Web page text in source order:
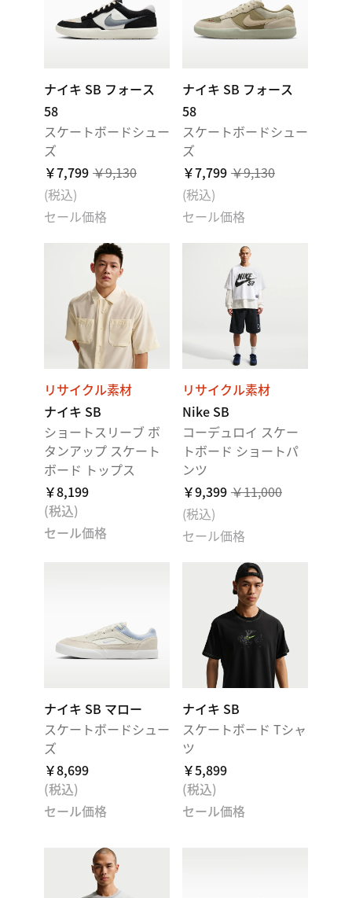
ナイキ SB フォース
58
スケートボードシュー
ズ
￥7,799 ￥9,130
(税込)
セール価格
ナイキ SB フォース
58
スケートボードシュー
ズ
￥7,799 ￥9,130
(税込)
セール価格
リサイクル素材
ナイキ SB
ショートスリーブ ボ
タンアップ スケート
ボード トップス
￥8,199
(税込)
セール価格
リサイクル素材
Nike SB
コーデュロイ スケー
トボード ショートパ
ンツ
￥9,399 ￥11,000
(税込)
セール価格
ナイキ SB マロー
スケートボードシュー
ズ
￥8,699
(税込)
セール価格
ナイキ SB
スケートボード Tシャ
ツ
￥5,899
(税込)
セール価格